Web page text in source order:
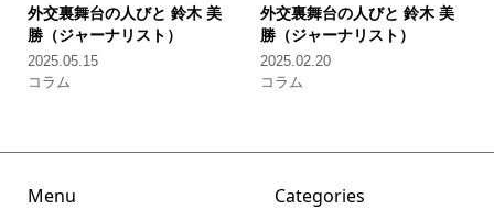
外交裏舞台の人びと 鈴木 美
勝（ジャーナリスト）
2025.05.15
コラム
外交裏舞台の人びと鈴木 美
勝（ジャーナリスト）
2025.02.20
コラム
Menu Categories